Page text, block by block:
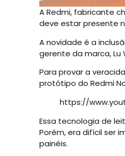
A Redmi, fabricante
deve estar presente
A novidade é a
gerente da marca, Lu
Para provar a
protótipo do Redmi
https://
Essa tecnologia de
Porém, era difícil ser
painéis.